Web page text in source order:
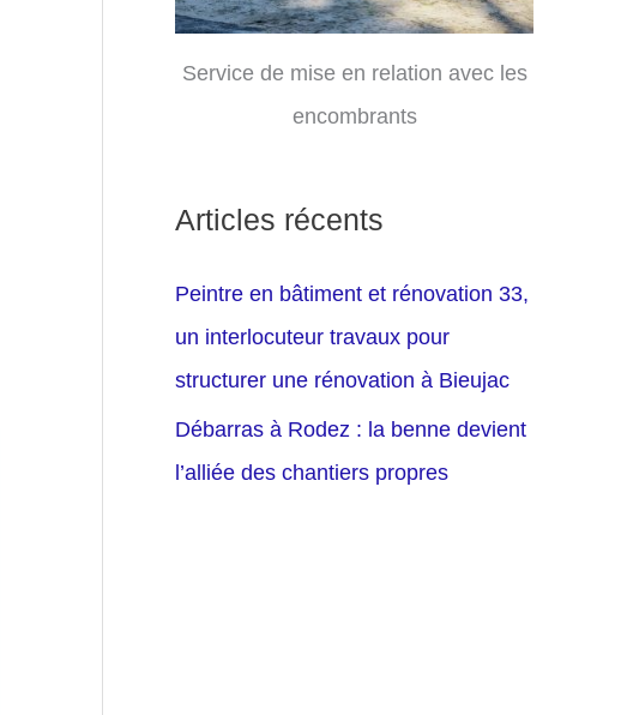
Service de mise en relation avec les
encombrants
Articles récents
Peintre en bâtiment et rénovation 33,
un interlocuteur travaux pour
structurer une rénovation à Bieujac
Débarras à Rodez : la benne devient
l’alliée des chantiers propres